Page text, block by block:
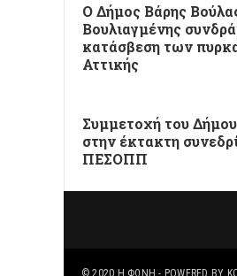
Ο Δήμος Βάρης
Βουλιαγμένης
κατάσβεση των
Αττικής
Συμμετοχή του
στην έκτακτη
ΠΕΣΟΠΠ
© 2020 Η ΦΩΝΉ - POWERED BY